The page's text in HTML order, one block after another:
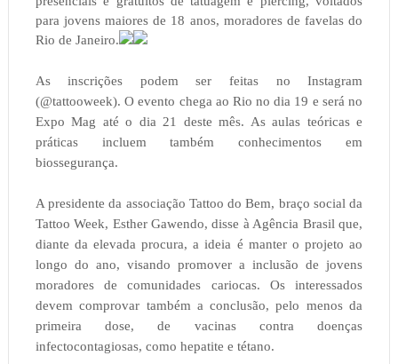
para jovens maiores de 18 anos, moradores de favelas do
Rio de Janeiro.
As inscrições podem ser feitas no Instagram
(@tattooweek). O evento chega ao Rio no dia 19 e será no
Expo Mag até o dia 21 deste mês. As aulas teóricas e
práticas incluem também conhecimentos em
biossegurança.
A presidente da associação Tattoo do Bem, braço social da
Tattoo Week, Esther Gawendo, disse à Agência Brasil que,
diante da elevada procura, a ideia é manter o projeto ao
longo do ano, visando promover a inclusão de jovens
moradores de comunidades cariocas. Os interessados
devem comprovar também a conclusão, pelo menos da
primeira dose, de vacinas contra doenças
infectocontagiosas, como hepatite e tétano.